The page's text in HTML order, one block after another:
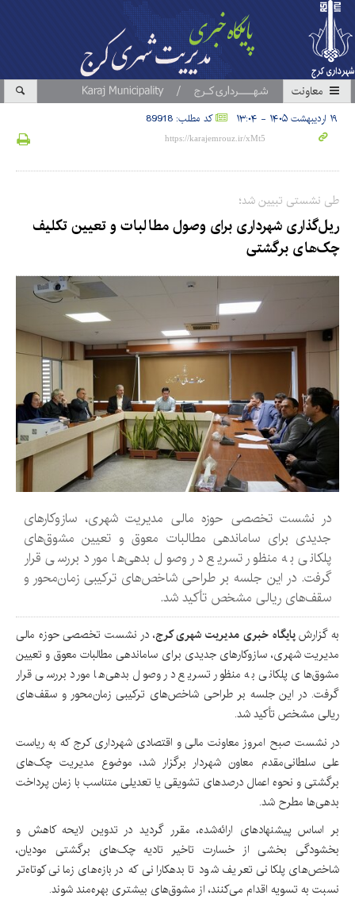
معاونت
۱۹ اردیبهشت ۱۴۰۵ - ۱۳:۰۴ کد مطلب: 89918
طی نشستی تبیین شد؛
ریل‌گذاری شهرداری برای وصول مطالبات و تعیین تکلیف
چک‌های برگشتی
در نشست تخصصی حوزه مالی مدیریت شهری، سازوکارهای
جدیدی برای ساماندهی مطالبات معوق و تعیین مشوق‌های
پلکانی به منظور تسریع در وصول بدهی‌ها مورد بررسی قرار
گرفت. در این جلسه بر طراحی شاخص‌های ترکیبی زمان‌محور و
سقف‌های ریالی مشخص تأکید شد.
به گزارشپایگاه خبری مدیریت شهری کرج، در نشست تخصصی حوزه مالی
مدیریت شهری، سازوکارهای جدیدی برای ساماندهی مطالبات معوق و تعیین
مشوق‌های پلکانی به منظور تسریع در وصول بدهی‌ها مورد بررسی قرار
گرفت. در این جلسه بر طراحی شاخص‌های ترکیبی زمان‌محور و سقف‌های
ریالی مشخص تأکید شد.
در نشست صبح امروز معاونت مالی و اقتصادی شهرداری کرج که به ریاست
علی سلطانی‌مقدم معاون شهردار برگزار شد، موضوع مدیریت چک‌های
برگشتی و نحوه اعمال درصدهای تشویقی یا تعدیلی متناسب با زمان پرداخت
بدهی‌ها مطرح شد.
بر اساس پیشنهادهای ارائه‌شده، مقرر گردید در تدوین لایحه کاهش و
بخشودگی بخشی از خسارت تاخیر تادیه چک‌های برگشتی مودیان،
شاخص‌های پلکانی تعریف شود تا بدهکارانی که در بازه‌های زمانی کوتاه‌تر
نسبت به تسویه اقدام می‌کنند، از مشوق‌های بیشتری بهره‌مند شوند.